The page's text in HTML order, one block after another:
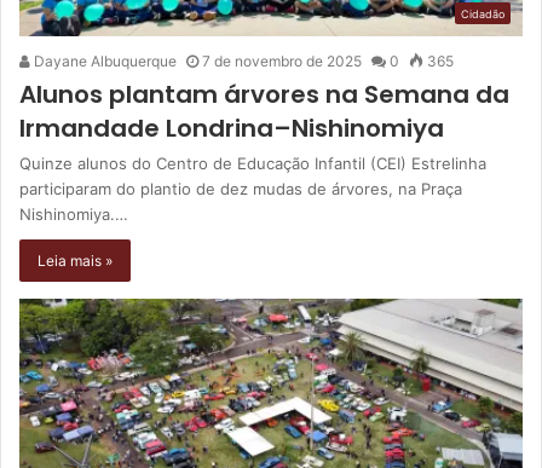
Cidadão
Dayane Albuquerque 7 de novembro de 2025 0 365
Alunos plantam árvores na Semana da
Irmandade Londrina–Nishinomiya
Quinze alunos do Centro de Educação Infantil (CEI) Estrelinha
participaram do plantio de dez mudas de árvores, na Praça
Nishinomiya.…
Leia mais »